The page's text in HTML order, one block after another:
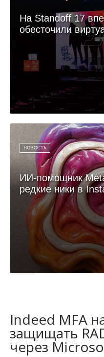
На Standoff 17
обесточили
НОВОСТЬ
ИИ-помощник
редкие ники в
Indeed MFA
защищать
через